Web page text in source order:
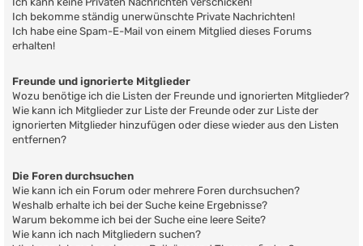
Ich bekomme ständig unerwünschte Private Nachrichten!
Ich habe eine Spam-E-Mail von einem Mitglied dieses Forums
erhalten!
Freunde und ignorierte Mitglieder
Wozu benötige ich die Listen der Freunde und ignorierten Mitglieder?
Wie kann ich Mitglieder zur Liste der Freunde oder zur Liste der
ignorierten Mitglieder hinzufügen oder diese wieder aus den Listen
entfernen?
Die Foren durchsuchen
Wie kann ich ein Forum oder mehrere Foren durchsuchen?
Weshalb erhalte ich bei der Suche keine Ergebnisse?
Warum bekomme ich bei der Suche eine leere Seite?
Wie kann ich nach Mitgliedern suchen?